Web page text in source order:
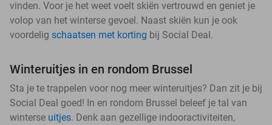
vinden. Voor je het weet voelt skiën vertrouwd en geniet je
volop van het winterse gevoel. Naast skiën kun je ook
voordelig schaatsen met korting bij Social Deal.
Winteruitjes in en rondom Brussel
Sta je te trappelen voor nog meer winteruitjes? Dan zit je bij
Social Deal goed! In en rondom Brussel beleef je tal van
winterse uitjes. Denk aan gezellige indooractiviteiten,